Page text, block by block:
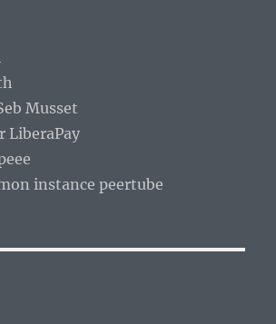
Musset
LiberaPay
instance peertube